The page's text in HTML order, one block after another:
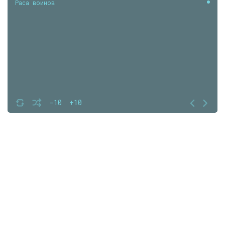
-10 +10
Раса воинов